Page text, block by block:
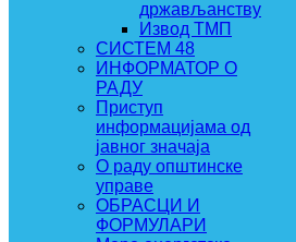
држављанству
Извод ТМП
СИСТЕМ 48
ИНФОРМАТОР О
РАДУ
Приступ
информацијама од
јавног значаја
О раду општинске
управе
ОБРАСЦИ И
ФОРМУЛАРИ